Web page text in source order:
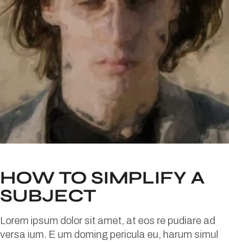
HOW TO SIMPLIFY A
SUBJECT
Lorem ipsum dolor sit amet, at eos re pudiare ad
versa ium. E um doming pericula eu, harum simul